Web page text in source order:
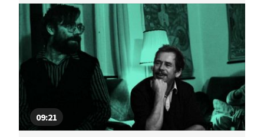
na vrcholu své popularity. Poklidné rozdělení
Československa, kterému napomohl svými
výzvami k toleranci, dialogu a respektu, je
v kontrastu s drastickým rozpadem Jugoslávie.
Video je součástí vzdělávací série Každý může
změnit svět z produkce Knihovny Václava Havla,
která provází životem Václava Havla a bojem
Československa za lidská práva.
09:21